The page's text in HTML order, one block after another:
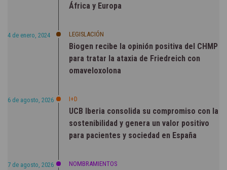
África y Europa
4 de enero, 2024 LEGISLACIÓN
Biogen recibe la opinión positiva del CHMP
para tratar la ataxia de Friedreich con
omaveloxolona
6 de agosto, 2026 I+D
UCB Iberia consolida su compromiso con la
sostenibilidad y genera un valor positivo
para pacientes y sociedad en España
7 de agosto, 2026 NOMBRAMIENTOS